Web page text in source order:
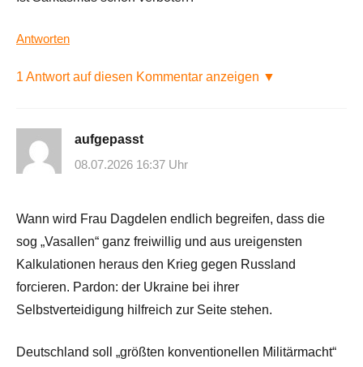
Antworten
1 Antwort auf diesen Kommentar anzeigen ▼
aufgepasst
08.07.2026 16:37 Uhr
Wann wird Frau Dagdelen endlich begreifen, dass die
sog „Vasallen“ ganz freiwillig und aus ureigensten
Kalkulationen heraus den Krieg gegen Russland
forcieren. Pardon: der Ukraine bei ihrer
Selbstverteidigung hilfreich zur Seite stehen.
Deutschland soll „größten konventionellen Militärmacht“